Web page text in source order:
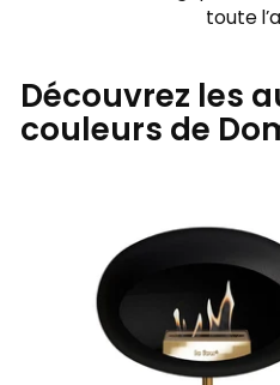
toute
Découvrez les
couleurs de